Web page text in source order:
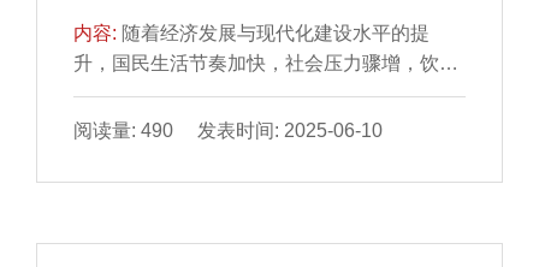
变。
冷藏4 d达到峰值（4.46±0.58）mg/kg，猪肚
鸡汤于常温贮藏24 h达到峰值（5.93±0.98）
mg/kg、冷藏6d达到峰值（4.36±0.17）
mg/kg，均未超过GB 2760—2014《食品安全
内容: 随着经济发展与现代化建设水平的提
升，国民生活节奏加快，社会压力骤增，饮食
结构不合理、久坐及缺乏运动等导致肥胖、高
血压等慢性病趋于年轻化，居民营养健康需求
新型营养健康食品的开发成为研究热点。本文
质、营养等不同需求，从加工工艺（超声处
阅读量: 490 发表时间: 2025-06-10